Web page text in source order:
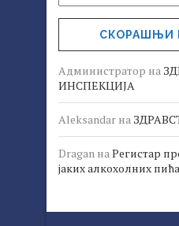
СКОРАШЊИ
Администратор на
ИНСПЕКЦИЈА
Aleksandar на
Dragan на Регистар
јаких алкохолних пића